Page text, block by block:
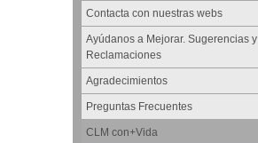
Contacta con nuestras webs
Ayúdanos a Mejorar. Sugerencias y
Reclamaciones
Agradecimientos
Preguntas Frecuentes
CLM con+Vida